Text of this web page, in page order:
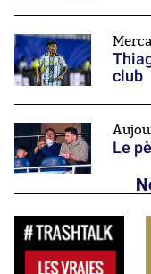
club
Le